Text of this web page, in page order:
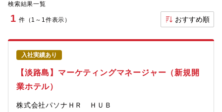
検索結果一覧
1 件（1～1件表示） おすすめ順
入社実績あり
【淡路島】マーケティングマネージャー（新規開
業ホテル）
株式会社パソナＨＲ ＨＵＢ